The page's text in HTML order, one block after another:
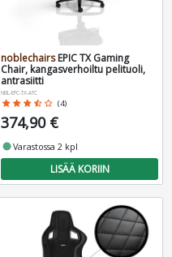
noblechairsEPIC TX Gaming
Chair, kangasverhoiltu pelituoli,
antrasiitti
NBL-EPC-TX-ATC
star star star star_half star_border (4)
374,90 €
fiber_manual_recordVarastossa 2 kpl
LISÄÄ KORIIN